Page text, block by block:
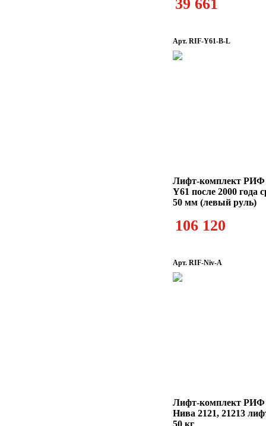
39 661
Арт. RIF-Y61-B-L
Лифт-комплект РИФ
Y61 после 2000 года
50 мм (левый руль)
106 120
Арт. RIF-Niv-A
Лифт-комплект
Нива 2121, 21213
50 кг